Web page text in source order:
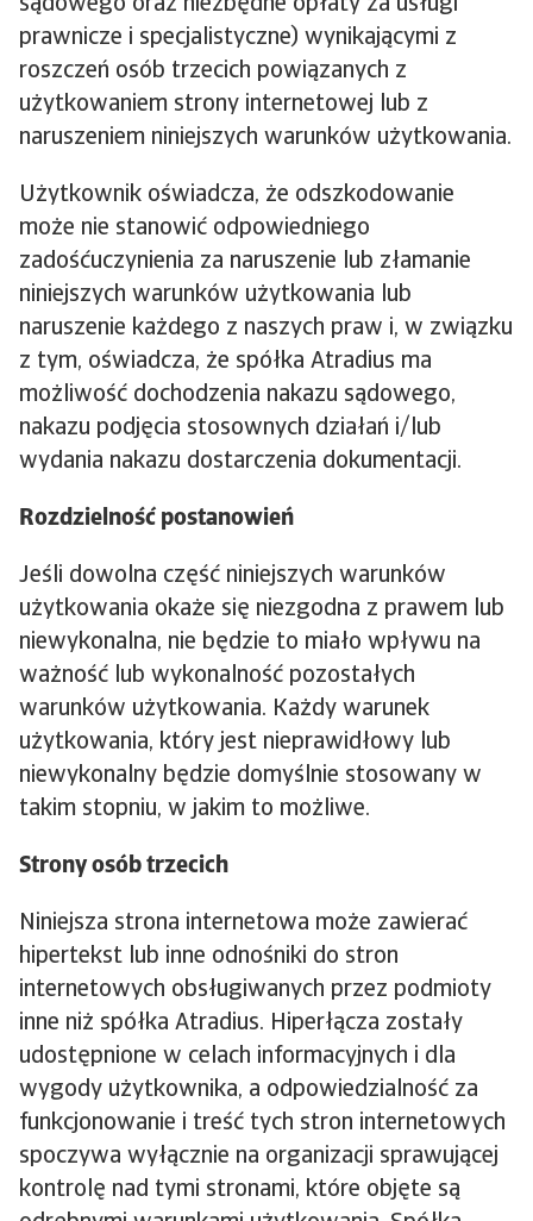
sądowego oraz niezbędne opłaty za usługi
prawnicze i specjalistyczne) wynikającymi z
roszczeń osób trzecich powiązanych z
użytkowaniem strony internetowej lub z
naruszeniem niniejszych warunków użytkowania.
Użytkownik oświadcza, że odszkodowanie
może nie stanowić odpowiedniego
zadośćuczynienia za naruszenie lub złamanie
niniejszych warunków użytkowania lub
naruszenie każdego z naszych praw i, w związku
z tym, oświadcza, że spółka Atradius ma
możliwość dochodzenia nakazu sądowego,
nakazu podjęcia stosownych działań i/lub
wydania nakazu dostarczenia dokumentacji.
Rozdzielność postanowień
Jeśli dowolna część niniejszych warunków
użytkowania okaże się niezgodna z prawem lub
niewykonalna, nie będzie to miało wpływu na
ważność lub wykonalność pozostałych
warunków użytkowania. Każdy warunek
użytkowania, który jest nieprawidłowy lub
niewykonalny będzie domyślnie stosowany w
takim stopniu, w jakim to możliwe.
Strony osób trzecich
Niniejsza strona internetowa może zawierać
hipertekst lub inne odnośniki do stron
internetowych obsługiwanych przez podmioty
inne niż spółka Atradius. Hiperłącza zostały
udostępnione w celach informacyjnych i dla
wygody użytkownika, a odpowiedzialność za
funkcjonowanie i treść tych stron internetowych
spoczywa wyłącznie na organizacji sprawującej
kontrolę nad tymi stronami, które objęte są